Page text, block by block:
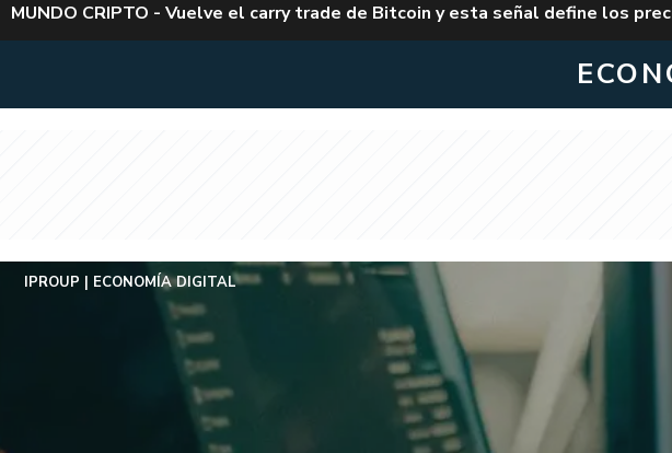
MUNDO CRIPTO - Vuelve el carry trade de Bitcoin y esta señal define los
IPROUP ECONOMÍA DIGITAL